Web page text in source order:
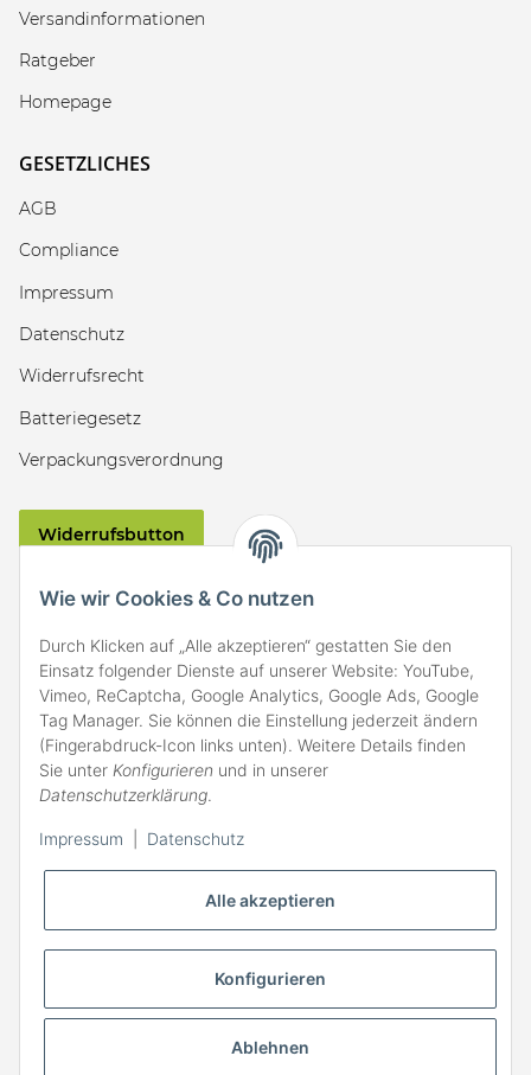
Alle akzeptieren
Konfigurieren
Ablehnen
Wie wir Cookies & Co nutzen
Durch Klicken auf „Alle akzeptieren“ gestatten Sie den
Einsatz folgender Dienste auf unserer Website: YouTube,
Vimeo, ReCaptcha, Google Analytics, Google Ads, Google
Tag Manager. Sie können die Einstellung jederzeit ändern
(Fingerabdruck-Icon links unten). Weitere Details finden
Sie unter Konfigurieren und in unserer
Datenschutzerklärung.
Impressum Datenschutz
Versandinformationen
Ratgeber
Homepage
GESETZLICHES
AGB
Compliance
Impressum
Datenschutz
Widerrufsrecht
Batteriegesetz
Verpackungsverordnung
Widerrufsbutton
ZAHLARTEN
* Alle Preise inkl. gesetzlicher MwSt., zzgl.